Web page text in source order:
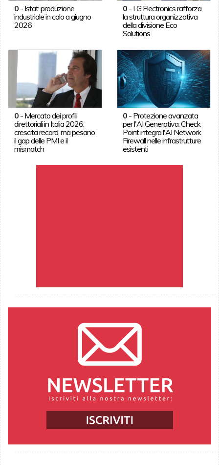
0- Istat: produzione
industriale in calo a giugno
2026
0 - LG Electronics rafforza
la struttura organizzativa
della divisione Eco
Solutions
0- Mercato dei profili
direttoriali in Italia 2026:
crescita record, ma pesano
il gap delle PMI e il
mismatch
0 - Protezione avanzata
per l'AI Generativa: Check
Point integra l'AI Network
Firewall nelle infrastrutture
esistenti